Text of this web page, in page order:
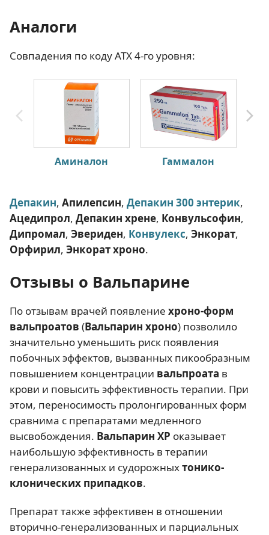
Аналоги
Совпадения по коду АТХ 4-го уровня:
Аминалон Гаммалон
Депакин, Апилепсин, Депакин 300 энтерик,
Ацедипрол, Депакин хрене, Конвульсофин,
Дипромал, Эвериден, Конвулекс, Энкорат,
Орфирил, Энкорат хроно.
Отзывы о Вальпарине
По отзывам врачей появление хроно-форм
вальпроатов (Вальпарин хроно) позволило
значительно уменьшить риск появления
побочных эффектов, вызванных пикообразным
повышением концентрации вальпроата в
крови и повысить эффективность терапии. При
этом, переносимость пролонгированных форм
сравнима с препаратами медленного
высвобождения. Вальпарин ХР оказывает
наибольшую эффективность в терапии
генерализованных и судорожныхтонико-
клонических припадков.
Препарат также эффективен в отношении
вторично-генерализованных и парциальных